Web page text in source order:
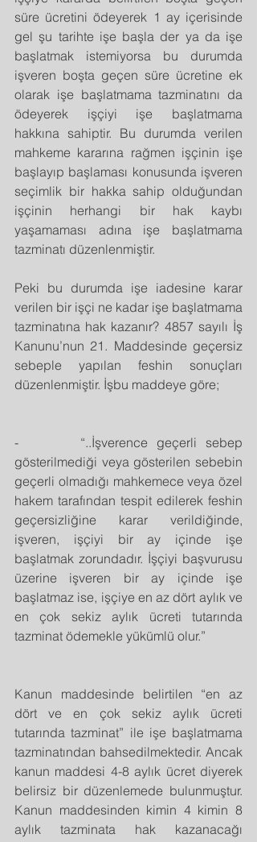
süre ücretini ödeyerek 1 ay içerisinde
gel şu tarihte işe başla der ya da işe
başlatmak istemiyorsa bu durumda
işveren boşta geçen süre ücretine ek
olarak işe başlatmama tazminatını da
ödeyerek işçiyi işe başlatmama
hakkına sahiptir. Bu durumda verilen
mahkeme kararına rağmen işçinin işe
başlayıp başlaması konusunda işveren
seçimlik bir hakka sahip olduğundan
işçinin herhangi bir hak kaybı
yaşamaması adına işe başlatmama
tazminatı düzenlenmiştir.
Peki bu durumda işe iadesine karar
verilen bir işçi ne kadar işe başlatmama
tazminatına hak kazanır? 4857 sayılı İş
Kanunu’nun 21. Maddesinde geçersiz
sebeple yapılan feshin sonuçları
düzenlenmiştir. İşbu maddeye göre;
-       “..İşverence geçerli sebep
gösterilmediği veya gösterilen sebebin
geçerli olmadığı mahkemece veya özel
hakem tarafından tespit edilerek feshin
geçersizliğine karar verildiğinde,
işveren, işçiyi bir ay içinde işe
başlatmak zorundadır. İşçiyi başvurusu
üzerine işveren bir ay içinde işe
başlatmaz ise, işçiye en az dört aylık ve
en çok sekiz aylık ücreti tutarında
tazminat ödemekle yükümlü olur.”
Kanun maddesinde belirtilen “en az
dört ve en çok sekiz aylık ücreti
tutarında tazminat” ile işe başlatmama
tazminatından bahsedilmektedir. Ancak
kanun maddesi 4-8 aylık ücret diyerek
belirsiz bir düzenlemede bulunmuştur.
Kanun maddesinden kimin 4 kimin 8
aylık tazminata hak kazanacağı